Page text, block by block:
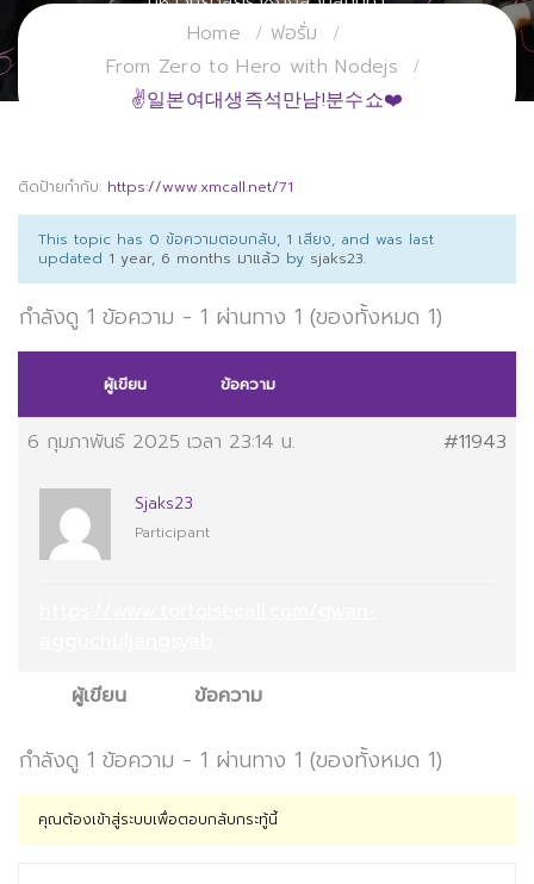
Home
ฟอรั่ม
From Zero to Hero with Nodejs
✌일본여대생즉석만남!분수쇼❤️
ติดป้ายกำกับ: https://www.xmcall.net/71
This topic has 0 ข้อความตอบกลับ, 1 เสียง, and was last
updated 1 year, 6 months มาแล้ว by sjaks23.
กำลังดู 1 ข้อความ - 1 ผ่านทาง 1 (ของทั้งหมด 1)
ผู้เขียน ข้อความ
6 กุมภาพันธ์ 2025 เวลา 23:14 น. #11943
Sjaks23
Participant
ผู้เขียน
ข้อความ
กำลังดู 1 ข้อความ - 1 ผ่านทาง 1 (ของทั้งหมด 1)
คุณต้องเข้าสู่ระบบเพื่อตอบกลับกระทู้นี้